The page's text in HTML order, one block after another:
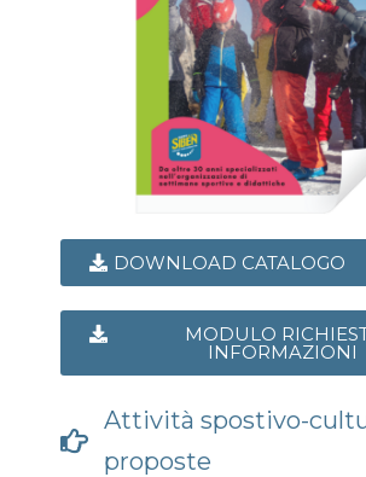
DOWNLOAD CATALOGO
MODULO
INFORMAZIONI
Attività spostivo-
proposte